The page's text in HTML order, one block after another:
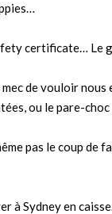
certificate… Le
de vouloir
ou le pare-choc
pas le coup de
à Sydney en